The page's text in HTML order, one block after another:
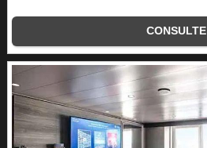
CONSULTE